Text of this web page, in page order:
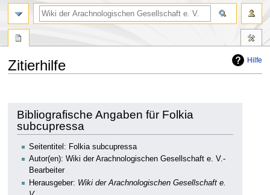
Hilfe
Zitierhilfe
springen
springen
Bibliografische Angaben für Folkia
subcupressa
Seitentitel: Folkia subcupressa
Autor(en): Wiki der Arachnologischen Gesellschaft e. V.-
Bearbeiter
Herausgeber: Wiki der Arachnologischen Gesellschaft e.